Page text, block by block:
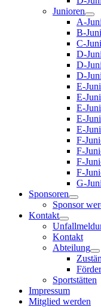
Junioren
A-
B-
C-
D-
D-
D-
E-
E-
E-
E-
E-
F-
F-
F-
F-
G-
Sponsoren
Sponsor
Kontakt
Kontakt
Abteilung
Sportstätten
Impressum
Mitglied werden